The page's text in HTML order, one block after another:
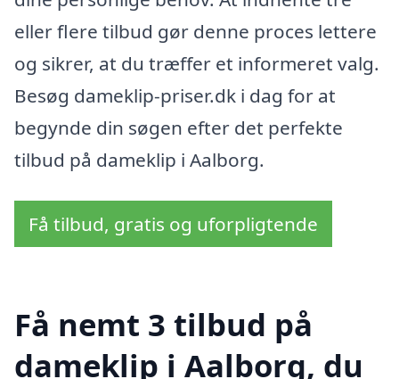
eller flere tilbud gør denne proces lettere
og sikrer, at du træffer et informeret valg.
Besøg dameklip-priser.dk i dag for at
begynde din søgen efter det perfekte
tilbud på dameklip i Aalborg.
Få tilbud, gratis og uforpligtende
Få nemt 3 tilbud på
dameklip i Aalborg, du